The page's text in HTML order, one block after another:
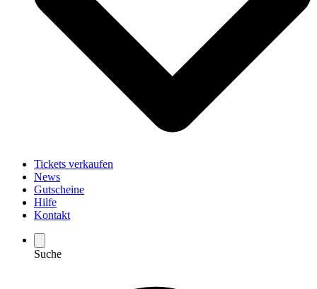
Tickets verkaufen
News
Gutscheine
Hilfe
Kontakt
Suche